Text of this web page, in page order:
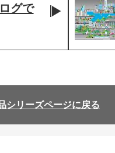
グで
シリーズページに戻る